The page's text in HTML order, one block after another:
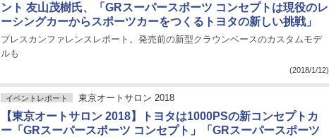
ント 友山茂樹氏、「GRスーパースポーツ コンセプトは現役のレ
ーシングカーからスポーツカーをつくるトヨタの新しい挑戦」
プレスカンファレンスレポート。発売前の新型クラウンベースのカスタムモデ
ルも
(2018/1/12)
イベントレポート 東京オートサロン 2018
【東京オートサロン 2018】トヨタは1000PSの新コンセプトカ
ー「GRスーパースポーツ コンセプト」「GRスーパースポーツ